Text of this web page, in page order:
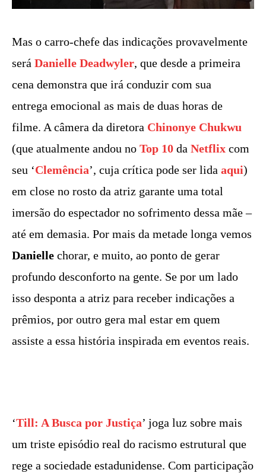
Mas o carro-chefe das indicações provavelmente
será Danielle Deadwyler, que desde a primeira
cena demonstra que irá conduzir com sua
entrega emocional as mais de duas horas de
filme. A câmera da diretora Chinonye Chukwu
(que atualmente andou no Top 10 da Netflix com
seu ‘Clemência’, cuja crítica pode ser lida aqui)
em close no rosto da atriz garante uma total
imersão do espectador no sofrimento dessa mãe –
até em demasia. Por mais da metade longa vemos
Danielle chorar, e muito, ao ponto de gerar
profundo desconforto na gente. Se por um lado
isso desponta a atriz para receber indicações a
prêmios, por outro gera mal estar em quem
assiste a essa história inspirada em eventos reais.
‘Till: A Busca por Justiça’ joga luz sobre mais
um triste episódio real do racismo estrutural que
rege a sociedade estadunidense. Com participação